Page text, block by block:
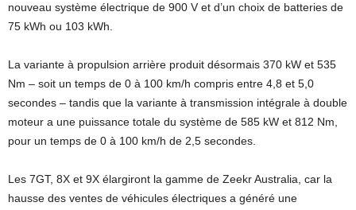
nouveau système électrique de 900 V et d’un choix de batteries de
75 kWh ou 103 kWh.
La variante à propulsion arrière produit désormais 370 kW et 535
Nm – soit un temps de 0 à 100 km/h compris entre 4,8 et 5,0
secondes – tandis que la variante à transmission intégrale à double
moteur a une puissance totale du système de 585 kW et 812 Nm,
pour un temps de 0 à 100 km/h de 2,5 secondes.
Les 7GT, 8X et 9X élargiront la gamme de Zeekr Australia, car la
hausse des ventes de véhicules électriques a généré une